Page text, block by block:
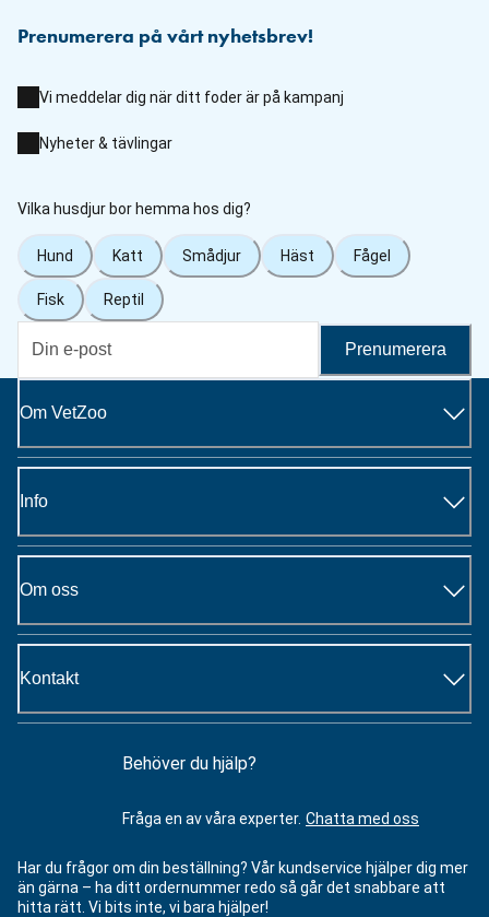
Prenumerera på vårt nyhetsbrev!
Vi meddelar dig när ditt foder är på kampanj
Nyheter & tävlingar
Vilka husdjur bor hemma hos dig?
Hund Katt Smådjur Häst Fågel
Fisk Reptil
Prenumerera
Om VetZoo
Info
Om oss
Kontakt
Behöver du hjälp?
Fråga en av våra experter. Chatta med oss
Har du frågor om din beställning? Vår kundservice hjälper dig mer
än gärna – ha ditt ordernummer redo så går det snabbare att
hitta rätt. Vi bits inte, vi bara hjälper!